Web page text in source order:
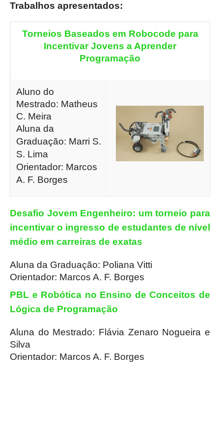
Trabalhos apresentados:
Torneios Baseados em Robocode para
Incentivar Jovens a Aprender
Programação
Aluno do
Mestrado: Matheus
C. Meira
Aluna da
Graduação: Marri S.
S. Lima
Orientador: Marcos
A. F. Borges
Desafio Jovem Engenheiro: um torneio para
incentivar o ingresso de estudantes de nível
médio em carreiras de exatas
Aluna da Graduação: Poliana Vitti
Orientador: Marcos A. F. Borges
PBL e Robótica no Ensino de Conceitos de
Lógica de Programação
Aluna do Mestrado: Flávia Zenaro Nogueira e
Silva
Orientador: Marcos A. F. Borges